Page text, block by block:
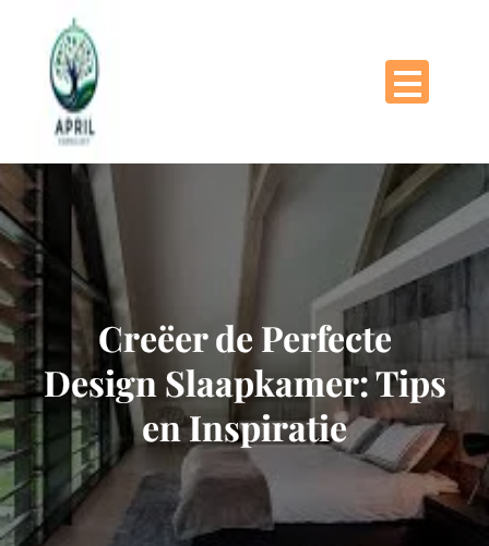
Creëer de Perfecte
Design Slaapkamer: Tips
en Inspiratie